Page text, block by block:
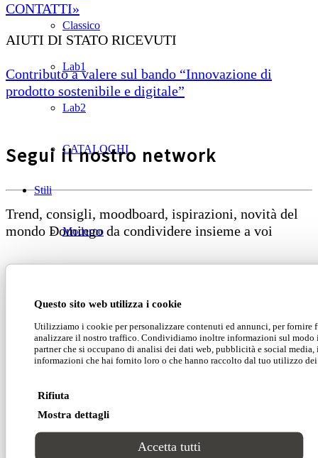
Questo sito web utilizza i cookie
Utilizziamo i cookie per personalizzare contenuti ed annunci, per fornire
analizzare il nostro traffico. Condividiamo inoltre informazioni sul
partner che si occupano di analisi dei dati web, pubblicità e social
informazioni che hai fornito loro o che hanno raccolto dal tuo utilizzo
Rifiuta
Mostra dettagli
Accetta tutti
Classico
Lab1
Lab2
CATALOGHI
Stili
Moderno
Cataloghi
Progetti
CONTATTI
CONTATTI»
AIUTI DI STATO RICEVUTI
Contributo a valere sul bando “Innovazione di
prodotto sostenibile e digitale”
Segui il nostro network
Trend, consigli, moodboard, ispirazioni, novità del
mondo Domingo da condividere insieme a voi
Domingo Salotti S.r.l.
61121 Pesaro (PU) Italia
© Domingo | P. IVA 00165000415